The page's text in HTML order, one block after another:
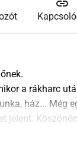
link
a rákharc
ház... Még
jelent.